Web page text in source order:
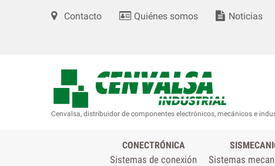
Contacto Quiénes somos Noticias
Cenvalsa, distribuidor de componentes electrónicos, mecánicos e
CONECTRÓNICA
Sistemas de conexión Sistemas